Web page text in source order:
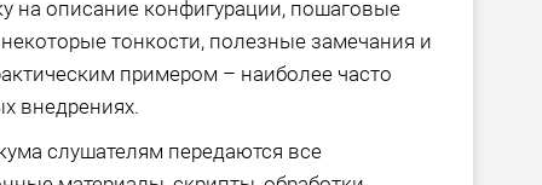
на описание конфигурации, пошаговые
тонкости, полезные замечания и
примером – наиболее часто
внедрениях.
слушателям передаются все